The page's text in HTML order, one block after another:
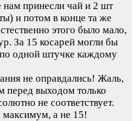
нам принесли чай и 2 шт
и потом в конце та же
этого было мало,
За 15 косарей могли бы
по одной штучке каждому
не оправдались! Жаль,
перед выходом только
не соответствует.
максимум, а не 15!